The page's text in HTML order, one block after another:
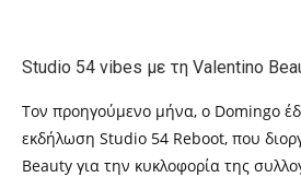
Studio 54 vibes με τη Valentino
Τον προηγούμενο μήνα, ο Domingo
εκδήλωση Studio 54 Reboot, που
Beauty για την κυκλοφορία της